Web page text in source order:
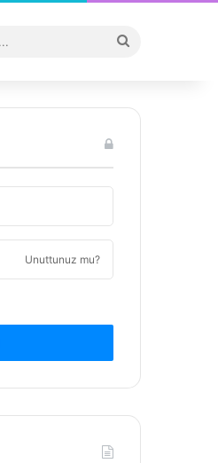
...
Unuttunuz mu?